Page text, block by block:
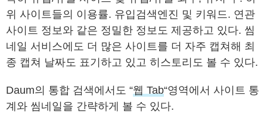
위 사이트들의 이용률. 유입검색엔진 및 키워드. 연관
사이트 정보와 같은 정밀한 정보도 제공하고 있다. 씸
네일 서비스에도 더 많은 사이트를 더 자주 캡쳐해 최
종 캡쳐 날짜도 표기하고 있고 히스토리도 볼 수 있다.
Daum의 통합 검색에서도 “웹 Tab“영역에서 사이트 통
계와 씸네일을 간략하게 볼 수 있다.